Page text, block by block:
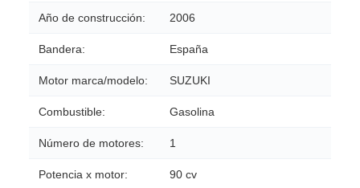
Año de construcción: 2006
Bandera: España
Motor marca/modelo: SUZUKI
Combustible: Gasolina
Número de motores: 1
Potencia x motor: 90 cv